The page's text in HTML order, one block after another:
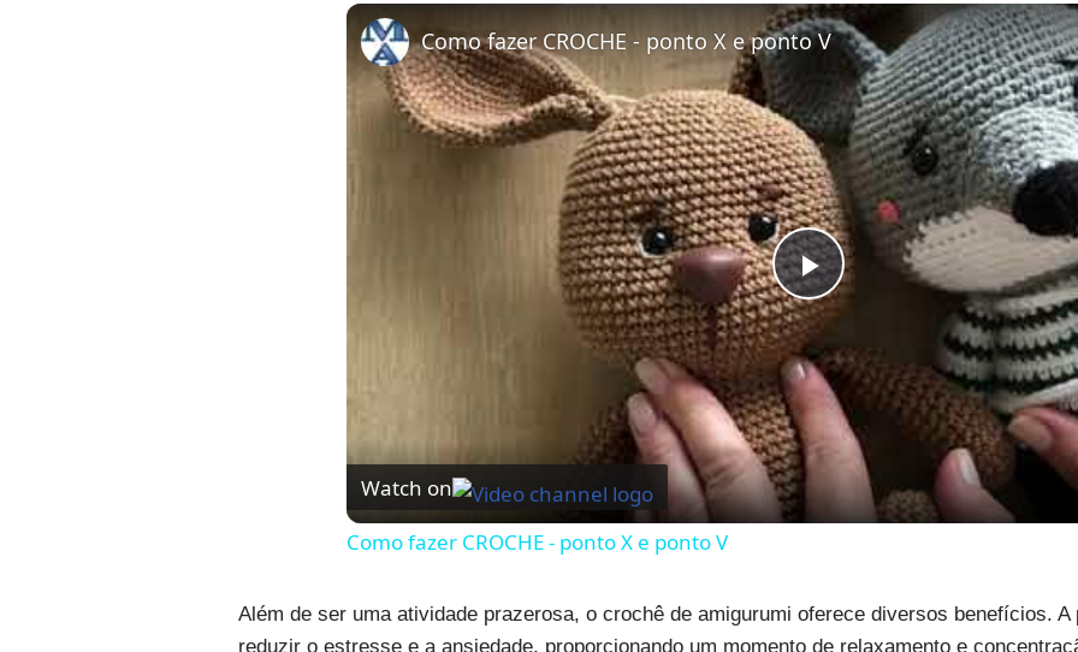
Play
Video
Como fazer CROCHE - ponto X e ponto V
Watch on
Como fazer CROCHE - ponto X e ponto V
Além de ser uma atividade prazerosa, o crochê de amigurumi oferece diversos benefícios.
reduzir o estresse e a ansiedade, proporcionando um momento de relaxamento e